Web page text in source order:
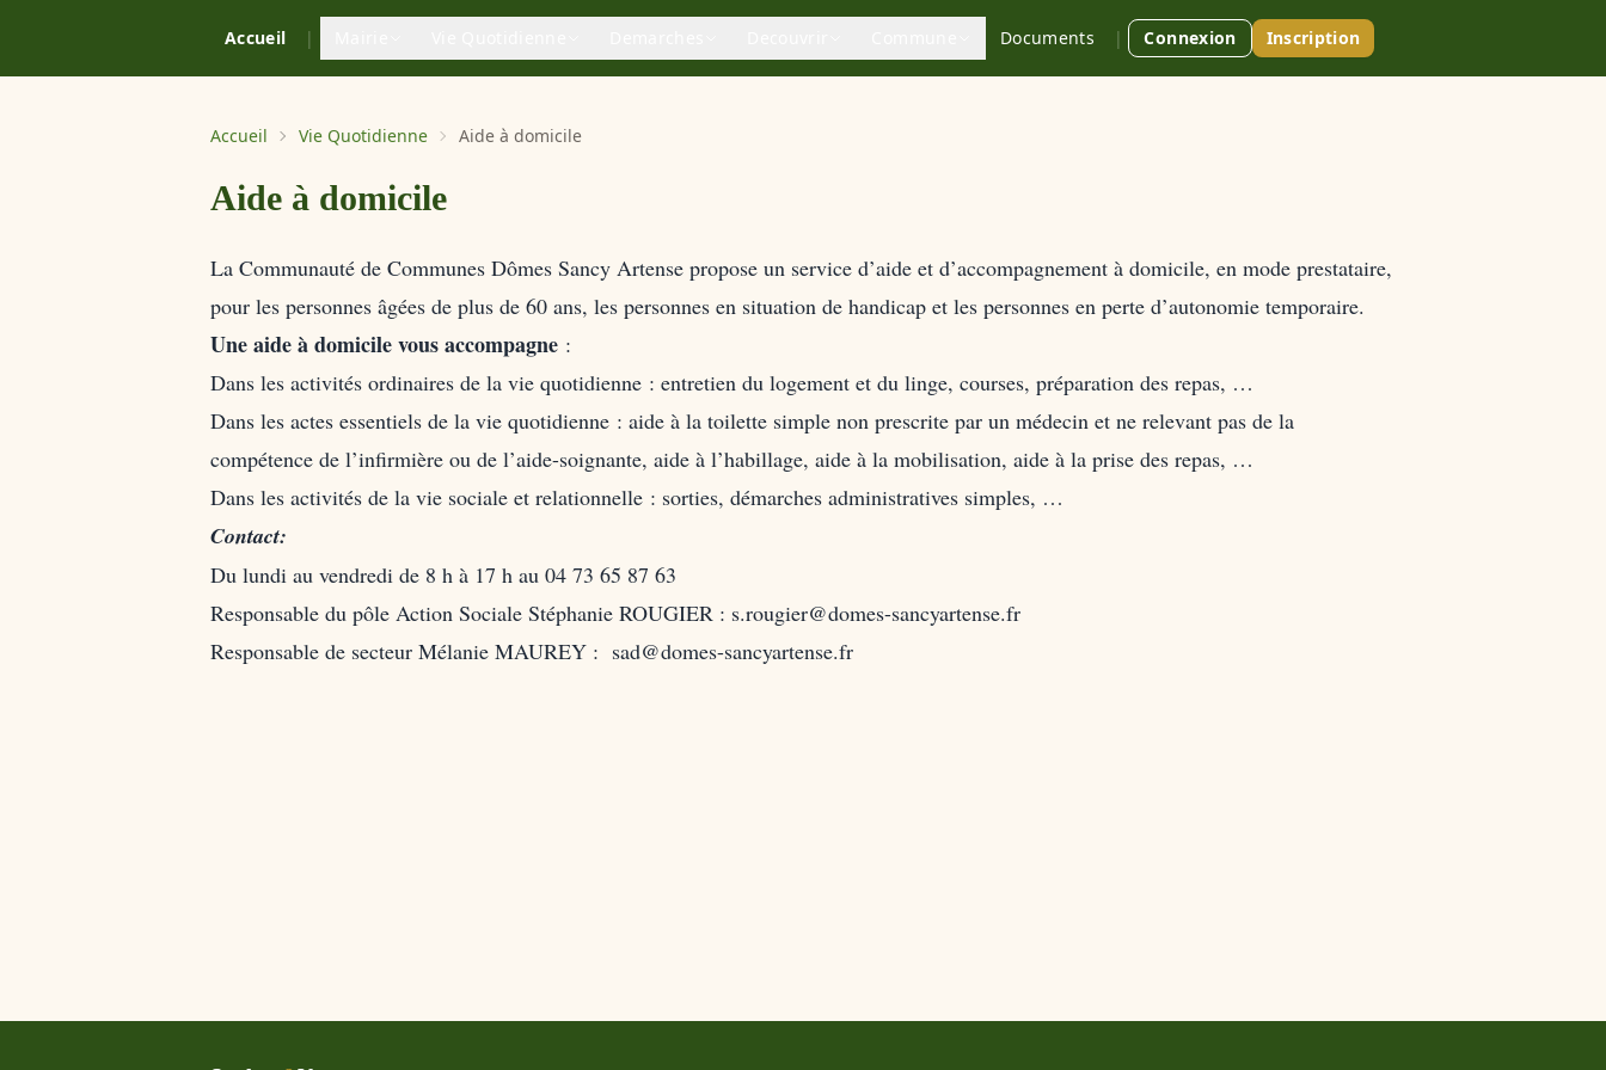
Accueil | Documents | Connexion Inscription
Accueil Vie Quotidienne Aide à domicile
Aide à domicile
La Communauté de Communes Dômes Sancy Artense propose un service d’aide et d’accompagnement à domicile, en mode prestataire,
pour les personnes âgées de plus de 60 ans, les personnes en situation de handicap et les personnes en perte d’autonomie temporaire.
Une aide à domicile vous accompagne :
Dans les activités ordinaires de la vie quotidienne : entretien du logement et du linge, courses, préparation des repas, …
Dans les actes essentiels de la vie quotidienne : aide à la toilette simple non prescrite par un médecin et ne relevant pas de la
compétence de l’infirmière ou de l’aide-soignante, aide à l’habillage, aide à la mobilisation, aide à la prise des repas, …
Dans les activités de la vie sociale et relationnelle : sorties, démarches administratives simples, …
Contact:
Du lundi au vendredi de 8 h à 17 h au 04 73 65 87 63
Responsable du pôle Action Sociale Stéphanie ROUGIER : s.rougier@domes-sancyartense.fr
Responsable de secteur Mélanie MAUREY : sad@domes-sancyartense.fr